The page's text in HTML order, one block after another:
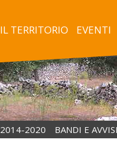
IL TERRITORIO EVENTI
2014-2020 BANDI E AVVISI